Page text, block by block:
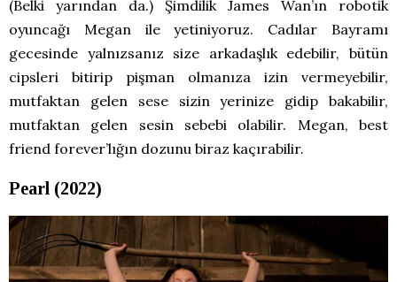
(Belki yarından da.) Şimdilik James Wan’ın robotik
oyuncağı Megan ile yetiniyoruz. Cadılar Bayramı
gecesinde yalnızsanız size arkadaşlık edebilir, bütün
cipsleri bitirip pişman olmanıza izin vermeyebilir,
mutfaktan gelen sese sizin yerinize gidip bakabilir,
mutfaktan gelen sesin sebebi olabilir. Megan, best
friend forever’lığın dozunu biraz kaçırabilir.
Pearl (2022)